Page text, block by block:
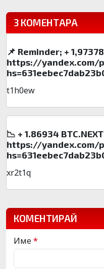
3 КОМЕНТАРА
📌 Reminder; +
https://yandex.com/
t1h0ew
📉 + 1.86934
https://yandex.com/
xr2t1q
КОМЕНТИРАЙ
Име*